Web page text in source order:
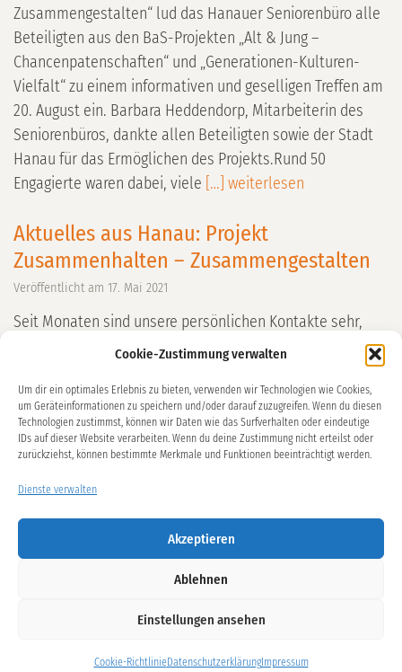
Cookie-Zustimmung verwalten
Um dir ein optimales Erlebnis zu bieten, verwenden wir Technologien wie Cookies,
um Geräteinformationen zu speichern und/oder darauf zuzugreifen. Wenn du diesen
Technologien zustimmst, können wir Daten wie das Surfverhalten oder eindeutige
IDs auf dieser Website verarbeiten. Wenn du deine Zustimmung nicht erteilst oder
zurückziehst, können bestimmte Merkmale und Funktionen beeinträchtigt werden.
Dienste verwalten
Akzeptieren
Ablehnen
Einstellungen ansehen
Cookie-RichtlinieDatenschutzerklärungImpressum
Zusammengestalten“ lud das Hanauer Seniorenbüro alle
Beteiligten aus den BaS-Projekten „Alt & Jung –
Chancenpatenschaften“ und „Generationen-Kulturen-
Vielfalt“ zu einem informativen und geselligen Treffen am
20. August ein. Barbara Heddendorp, Mitarbeiterin des
Seniorenbüros, dankte allen Beteiligten sowie der Stadt
Hanau für das Ermöglichen des Projekts.Rund 50
Engagierte waren dabei, viele […] weiterlesen
Aktuelles aus Hanau: Projekt
Zusammenhalten – Zusammengestalten
Veröffentlicht am 17. Mai 2021
Seit Monaten sind unsere persönlichen Kontakte sehr,
sehr eingeschränkt. Wir möchten mit unserem Projekt
Zusammenhalten – Zusammengestalten versuchen, über
Kunst und Kreativität zusammenkommen, uns begegnen
und austauschen… auch online.Wir haben Kontakt per
Post, persönlich über das Gartentor, per WhatsApp, per
Email und auch telefonisch zu unseren Netzwerken,
Mentoren und Mentees in Patenschaften,
Freiwilligenagentur, Seniorenwohnanlagen, Stadtteilbüros